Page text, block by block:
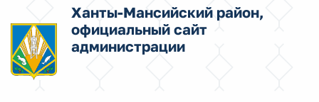
Ханты-Мансийский район,
официальный сайт
администрации